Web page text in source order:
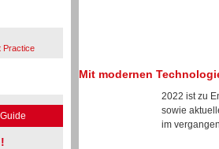
Practice
Mit modernen
2022 ist zu
sowie
im